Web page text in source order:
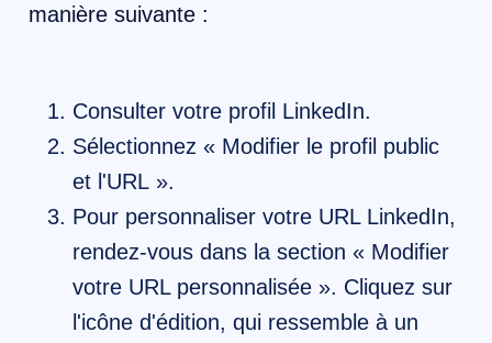
manière suivante :
Consulter votre profil LinkedIn.
Sélectionnez « Modifier le profil public
et l'URL ».
Pour personnaliser votre URL LinkedIn,
rendez-vous dans la section « Modifier
votre URL personnalisée ». Cliquez sur
l'icône d'édition, qui ressemble à un